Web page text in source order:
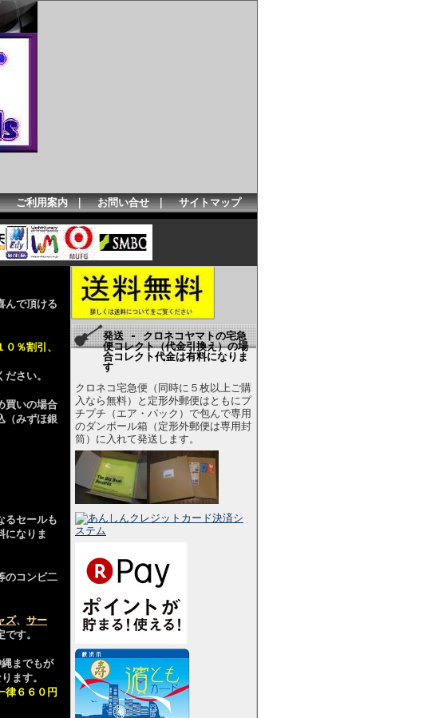
ご利用案内｜ お問い合せ｜ サイトマップ
んで頂ける
％割引、
ださい。
買いの場合
（みずほ銀
るセールも
になりま
のコンビ二
ズ、 サー
す。
までもが
ります。
律６６０円
発送 - クロネコヤマトの宅急
便コレクト（代金引換え）の場
合コレクト代金は有料になりま
す
クロネコ宅急便（同時に５枚以上ご購
入なら無料）と定形外郵便はともにプ
チプチ（エア・パック）で包んで専用
のダンボール箱（定形外郵便は専用封
筒）に入れて発送します。